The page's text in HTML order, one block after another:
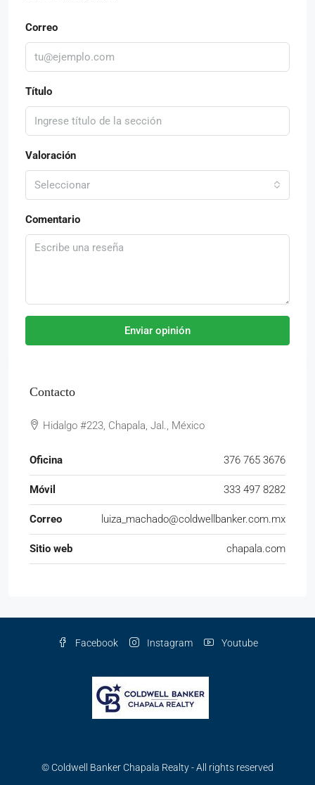
Correo
Título
Valoración
Seleccionar
Comentario
Enviar opinión
Contacto
Hidalgo #223, Chapala, Jal., México
Oficina 376 765 3676
Móvil 333 497 8282
Correo luiza_machado@coldwellbanker.com.mx
Sitio web chapala.com
Facebook Instagram Youtube
© Coldwell Banker Chapala Realty - All rights reserved